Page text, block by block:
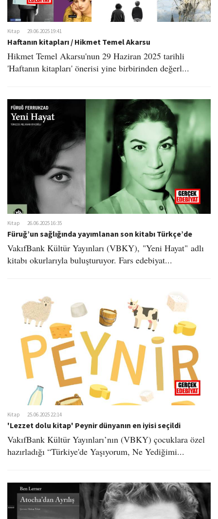
Kitap 29.06.2025 19:41
Haftanın kitapları / Hikmet Temel Akarsu
Hikmet Temel Akarsu'nun 29 Haziran 2025 tarihli
'Haftanın kitapları' önerisi yine birbirinden değerl...
Kitap 26.06.2025 16:35
Füruğ’un sağlığında yayımlanan son kitabı Türkçe’de
​VakıfBank Kültür Yayınları (VBKY), "Yeni Hayat" adlı
kitabı okurlarıyla buluşturuyor. Fars edebiyat...
Kitap 25.06.2025 22:14
'Lezzet dolu kitap' Peynir dünyanın en iyisi seçildi
​VakıfBank Kültür Yayınları’nın (VBKY) çocuklara özel
hazırladığı “Türkiye'de Yaşıyorum, Ne Yediğimi...